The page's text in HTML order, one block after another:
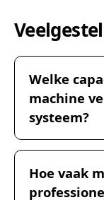
Welke
machine
systeem?
Hoe vaak